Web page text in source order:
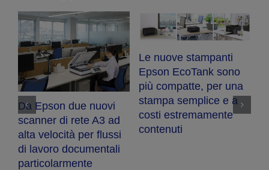
Da Epson due nuovi
scanner di rete A3 ad
alta velocità per flussi
di lavoro documentali
particolarmente
Le nuove stampanti
Epson EcoTank sono
più compatte, per una
stampa semplice e a
costi estremamente
contenuti